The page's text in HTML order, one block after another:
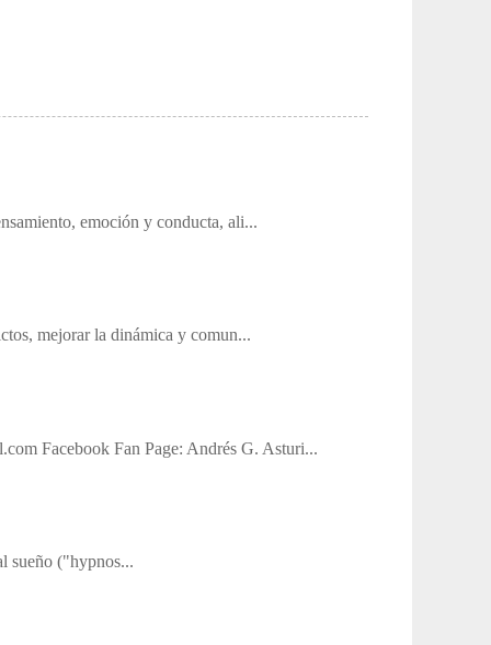
emoción y conducta, ali...
mejorar la dinámica y comun...
Facebook Fan Page: Andrés G. Asturi...
sueño ("hypnos...